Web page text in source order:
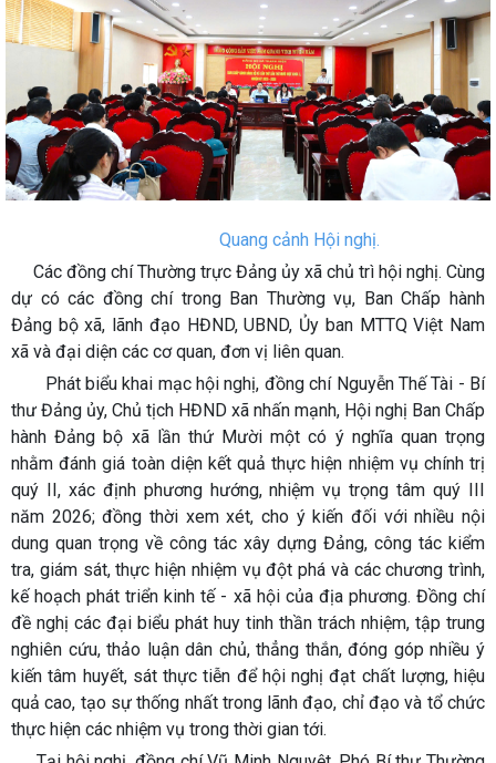
Quang cảnh Hội nghị.
Các đồng chí Thường trực Đảng ủy xã chủ trì hội nghị. Cùng
dự có các đồng chí trong Ban Thường vụ, Ban Chấp hành
Đảng bộ xã, lãnh đạo HĐND, UBND, Ủy ban MTTQ Việt Nam
xã và đại diện các cơ quan, đơn vị liên quan.
Phát biểu khai mạc hội nghị, đồng chí Nguyễn Thế Tài - Bí
thư Đảng ủy, Chủ tịch HĐND xã nhấn mạnh, Hội nghị Ban Chấp
hành Đảng bộ xã lần thứ Mười một có ý nghĩa quan trọng
nhằm đánh giá toàn diện kết quả thực hiện nhiệm vụ chính trị
quý II, xác định phương hướng, nhiệm vụ trọng tâm quý III
năm 2026; đồng thời xem xét, cho ý kiến đối với nhiều nội
dung quan trọng về công tác xây dựng Đảng, công tác kiểm
tra, giám sát, thực hiện nhiệm vụ đột phá và các chương trình,
kế hoạch phát triển kinh tế - xã hội của địa phương. Đồng chí
đề nghị các đại biểu phát huy tinh thần trách nhiệm, tập trung
nghiên cứu, thảo luận dân chủ, thẳng thắn, đóng góp nhiều ý
kiến tâm huyết, sát thực tiễn để hội nghị đạt chất lượng, hiệu
quả cao, tạo sự thống nhất trong lãnh đạo, chỉ đạo và tổ chức
thực hiện các nhiệm vụ trong thời gian tới.